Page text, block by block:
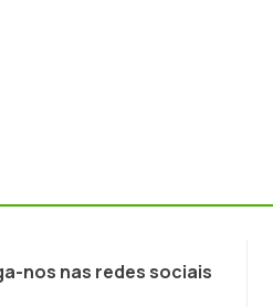
nos nas redes sociais